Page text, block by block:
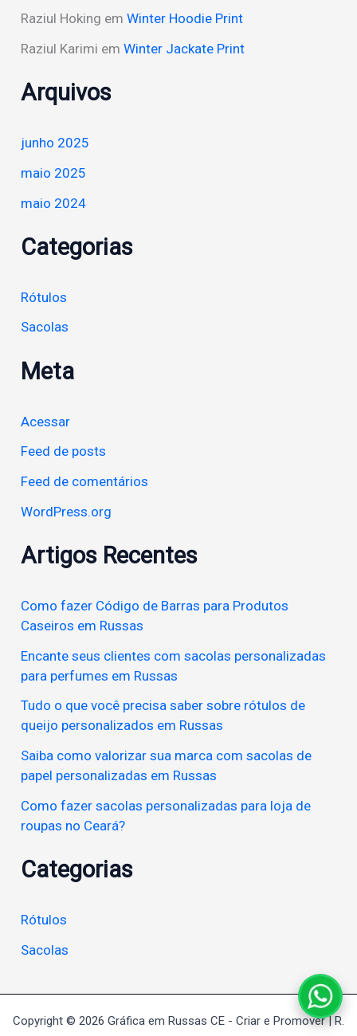
Raziul Hoking emWinter Hoodie Print
Raziul Karimi emWinter Jackate Print
Arquivos
junho 2025
maio 2025
maio 2024
Categorias
Rótulos
Sacolas
Meta
Acessar
Feed de posts
Feed de comentários
WordPress.org
Artigos Recentes
Como fazer Código de Barras para Produtos
Caseiros em Russas
Encante seus clientes com sacolas personalizadas
para perfumes em Russas
Tudo o que você precisa saber sobre rótulos de
queijo personalizados em Russas
Saiba como valorizar sua marca com sacolas de
papel personalizadas em Russas
Como fazer sacolas personalizadas para loja de
roupas no Ceará?
Categorias
Rótulos
Sacolas
Copyright © 2026 Gráfica em Russas CE - Criar e Promover | R.
Falar